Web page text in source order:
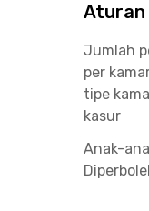
Aturan
Jumlah
per
tipe
kasur
Anak-